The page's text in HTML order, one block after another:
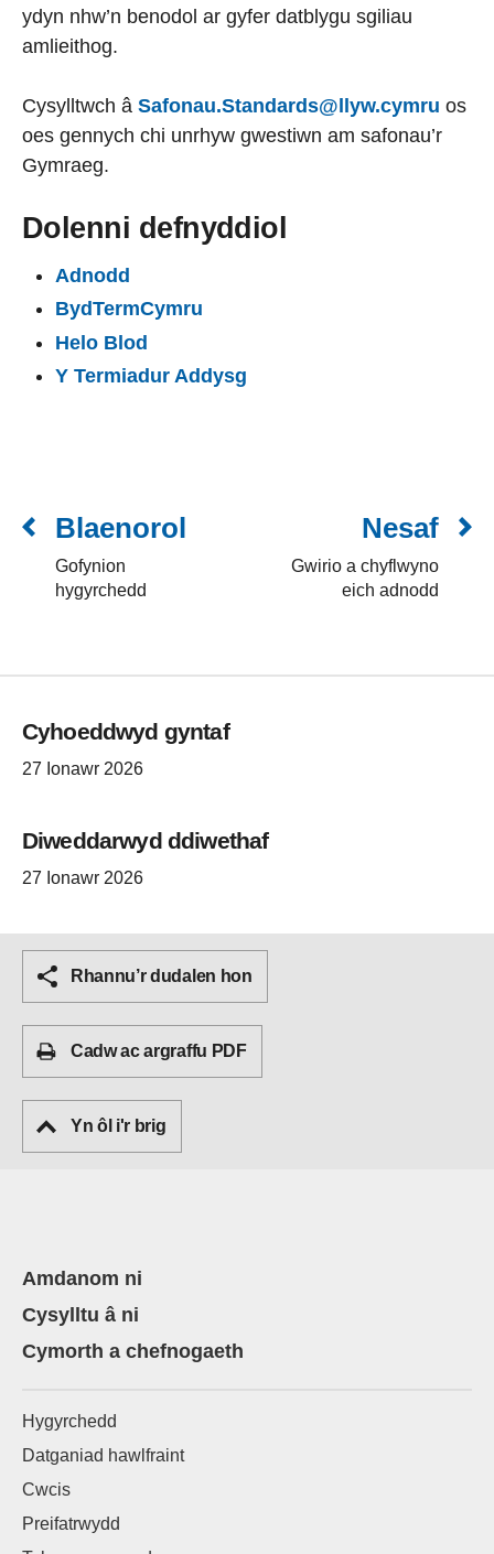
ydyn nhw’n benodol ar gyfer datblygu sgiliau
amlieithog.
Cysylltwch â Safonau.Standards@llyw.cymru os
oes gennych chi unrhyw gwestiwn am safonau’r
Gymraeg.
Dolenni defnyddiol
Adnodd
BydTermCymru
Helo Blod
Y Termiadur Addysg
Blaenorol
Gofynion
hygyrchedd
Nesaf
Gwirio a chyflwyno
eich adnodd
Cyhoeddwyd gyntaf
27 Ionawr 2026
Diweddarwyd ddiwethaf
27 Ionawr 2026
Rhannu’r dudalen hon
Cadw ac argraffu PDF
Yn ôl i'r brig
Amdanom ni
Cysylltu â ni
Cymorth a chefnogaeth
Hygyrchedd
Datganiad hawlfraint
Cwcis
Preifatrwydd